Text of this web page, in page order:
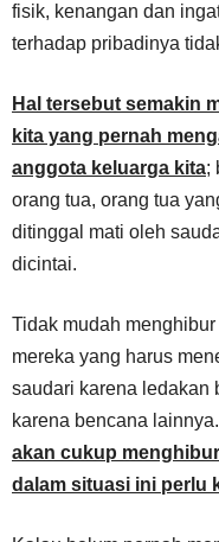
fisik, kenangan dan
terhadap pribadinya
Hal tersebut semakin
kita yang pernah
anggota keluarga kita;
orang tua, orang tua
ditinggal mati oleh
dicintai.
Tidak mudah
mereka yang harus
saudari karena ledakan
karena bencana lainnya.
akan cukup
dalam situasi ini perlu